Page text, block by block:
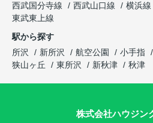
西武国分寺線
西武山口線 横浜線
東武東上線
駅から探す
所沢
新所沢 航空公園 小手指
狭山ヶ丘
東所沢 新秋津 秋津
株式会社ハウジン